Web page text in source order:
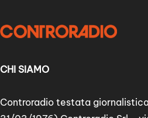
CHI SIAMO
Controradio testata